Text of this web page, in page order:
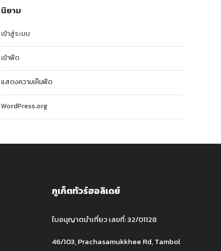
นิยาม
เข้าสู่ระบบ
เข้าฟีด
แสดงความเห็นฟีด
WordPress.org
ภูเก็ตทัวร์ฮอลิเดย์
ใบอนุญาตนำเที่ยว เลขที่: 32/01128
46/103, Prachasamukkhee Rd, Tambol